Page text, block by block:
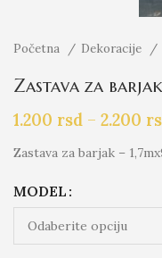
Početna Dekoracije
Zastava za barjak
1.200 rsd – 2.200
Zastava za barjak –
MODEL